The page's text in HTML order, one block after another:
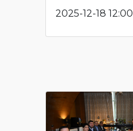
2025-12-18 12:00